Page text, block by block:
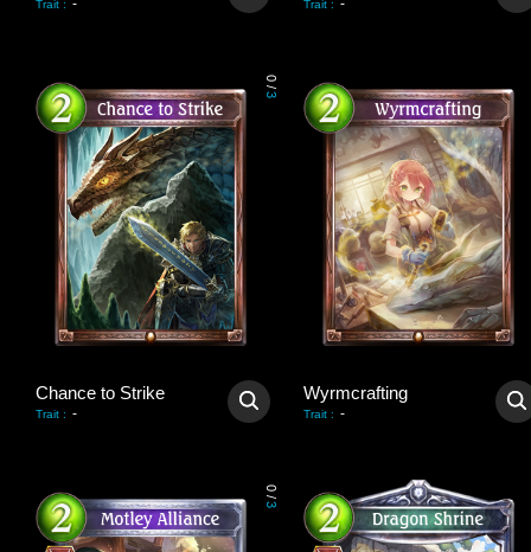
Trait : - Trait : -
0
/
3
Chance to Strike
Trait : -
Wyrmcrafting
Trait : -
0
/
3